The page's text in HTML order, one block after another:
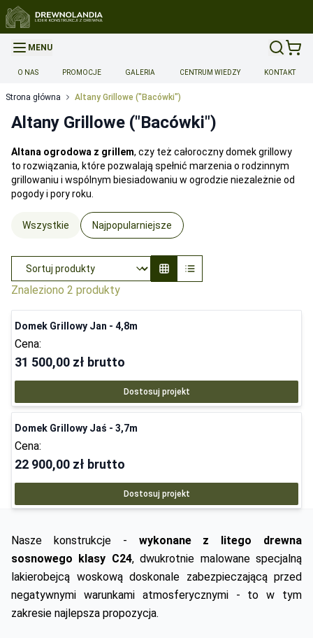
MENU
O NAS PROMOCJE GALERIA CENTRUM WIEDZY KONTAKT
Strona główna Altany Grillowe ("Bacówki")
Altany Grillowe ("Bacówki")
Altana ogrodowa z grillem, czy też całoroczny domek grillowy
to rozwiązania, które pozwalają spełnić marzenia o rodzinnym
grillowaniu i wspólnym biesiadowaniu w ogrodzie niezależnie od
pogody i pory roku.
Wszystkie Najpopularniejsze
Znaleziono 2 produkty
Domek Grillowy Jan - 4,8m
Cena:
31 500,00 zł brutto
Dostosuj projekt
Domek Grillowy Jaś - 3,7m
Cena:
22 900,00 zł brutto
Dostosuj projekt
Nasze konstrukcje - wykonane z litego drewna
sosnowego klasy C24, dwukrotnie malowane specjalną
lakierobejcą woskową doskonale zabezpieczającą przed
negatywnymi warunkami atmosferycznymi - to w tym
zakresie najlepsza propozycja.